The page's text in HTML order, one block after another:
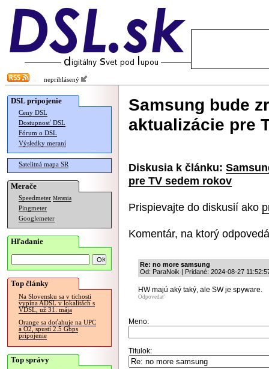
neprihlásený
DSL pripojenie
Ceny DSL
Dostupnosť DSL
Fórum o DSL
Výsledky meraní
Satelitná mapa SR
Merače
Speedmeter Merania
Pingmeter
Googlemeter
Hľadanie
Top články
Na Slovensku sa v tichosti
vypína ADSL v lokalitách s
VDSL, už 31. mája
Orange sa doťahuje na UPC
a O2, spustí 2.5 Gbps
pripojenie
Top správy
Samsung bude
aktualizácie pre
Diskusia k článku:
pre TV sedem rokov
Prispievajte do diskusií ako
Komentár, na ktorý
Re: no more samsung
Od: ParaNoik | Pridané: 2024-08-27
HW majú aký taký, ale SW je spyware.
Odpovedať
Meno:
Titulok: